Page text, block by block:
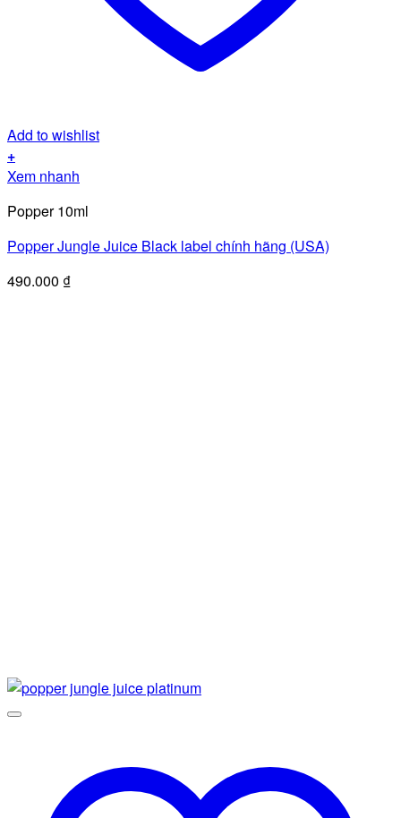
Add to wishlist
+
Xem nhanh
Popper 10ml
Popper Jungle Juice Black label chính hãng (USA)
490.000 ₫